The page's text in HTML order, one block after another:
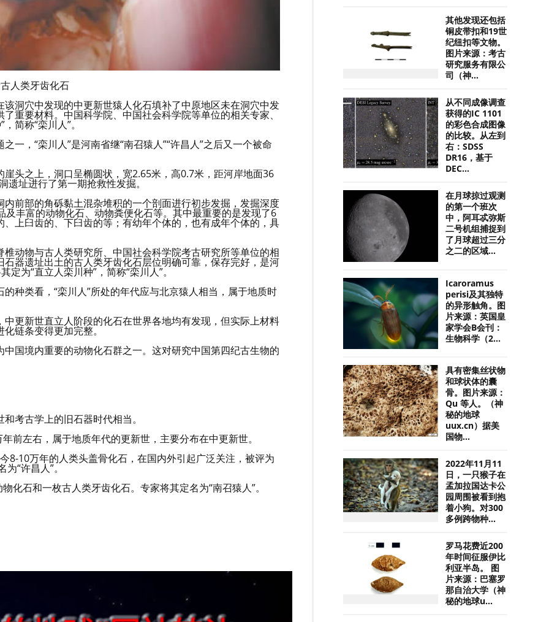
人类牙齿化石
洞穴中发现的中更新世猿人化石填补了中原地区未在洞穴中发
重要材料。中国科学院、中国社会科学院等单位的相关专家、
简称“栾川人”。
一，“栾川人”是河南省继“南召猿人”“许昌人”之后又一个被命
头之上，洞口呈椭圆状，宽2.65米，高0.7米，距河岸地面36
址进行了第一期抢救性发掘。
前部的角砾黏土混杂堆积的一个剖面进行初步发掘，发掘深度
丰富的动物化石、动物粪便化石等。其中最重要的是发现了6
上臼齿的、下臼齿的等；有幼年个体的，也有成年个体的，具
动物与古人类研究所、中国社会科学院考古研究所等单位的相
器遗址出土的古人类牙齿化石层位明确可靠，保存完好，是河
为“直立人栾川种”，简称“栾川人”。
种类看，“栾川人”所处的年代应与北京猿人相当，属于地质时
更新世直立人阶段的化石在世界各地均有发现，但实际上材料
链条变得更加完整。
国境内重要的动物化石群之一。这对研究中国第四纪古生物的
考古学上的旧石器时代相当。
前左右，属于地质年代的更新世，主要分布在中更新世。
8-10万年的人类头盖骨化石，在国内外引起广泛关注，被评为
“许昌人”。
石和一枚古人类牙齿化石。专家将其定名为“南召猿人”。
其他发现还包括
铜皮带扣和19世
纪纽扣等文物。
图片来源：考古
研究服务有限公
司（神...
从不同成像调查
获得的IC 1101
的彩色合成图像
的比较。从左到
右：SDSS
DR16，基于
DEC...
在月球掠过观测
的第一个班次
中，阿耳忒弥斯
二号机组捕捉到
了月球超过三分
之二的区域...
Icaroramus
perisi及其独特
的异形触角。图
片来源：英国皇
家学会B会刊：
生物科学（2...
具有密集丝状物
和球状体的囊
骨。图片来源：
Qu 等人。（神
秘的地球
uux.cn）据美
国物...
2022年11月11
日，一只猴子在
孟加拉国达卡公
园周围被看到抱
着小狗。对300
多例跨物种...
罗马花费近200
年时间征服伊比
利亚半岛。 图
片来源：巴塞罗
那自治大学（神
秘的地球u...